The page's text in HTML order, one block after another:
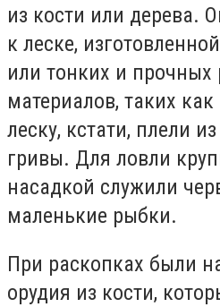
из кости или дерева.
к леске,
или тонких и прочных
материалов, таких
леску, кстати, плели
гривы. Для ловли
насадкой служили
маленькие рыбки.
При раскопках были
орудия из кости,